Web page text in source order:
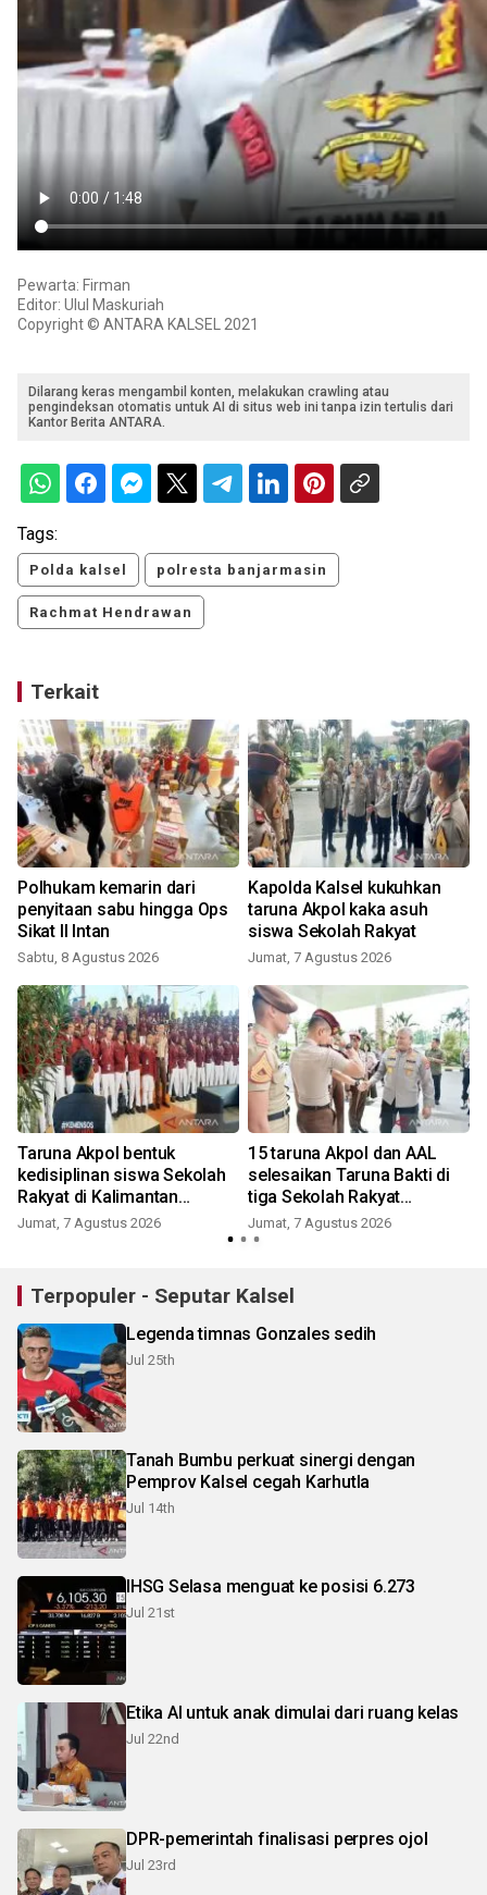
Pewarta: Firman
Editor: Ulul Maskuriah
Copyright © ANTARA KALSEL 2021
Dilarang keras mengambil konten, melakukan crawling atau
pengindeksan otomatis untuk AI di situs web ini tanpa izin tertulis dari
Kantor Berita ANTARA.
Tags:
Polda kalsel polresta banjarmasin
Rachmat Hendrawan
Terkait
Polhukam kemarin dari
penyitaan sabu hingga Ops
Sikat II Intan
Sabtu, 8 Agustus 2026
Kapolda Kalsel kukuhkan
taruna Akpol kaka asuh
siswa Sekolah Rakyat
Jumat, 7 Agustus 2026
Taruna Akpol bentuk
kedisiplinan siswa Sekolah
Rakyat di Kalimantan
Selatan
Jumat, 7 Agustus 2026
15 taruna Akpol dan AAL
selesaikan Taruna Bakti di
tiga Sekolah Rakyat
Banjarbaru
Jumat, 7 Agustus 2026
Terpopuler - Seputar Kalsel
Legenda timnas Gonzales sedih
Jul 25th
Tanah Bumbu perkuat sinergi dengan
Pemprov Kalsel cegah Karhutla
Jul 14th
IHSG Selasa menguat ke posisi 6.273
Jul 21st
Etika AI untuk anak dimulai dari ruang kelas
Jul 22nd
DPR-pemerintah finalisasi perpres ojol
Jul 23rd